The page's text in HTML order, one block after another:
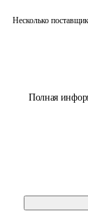
Полная
Несколько